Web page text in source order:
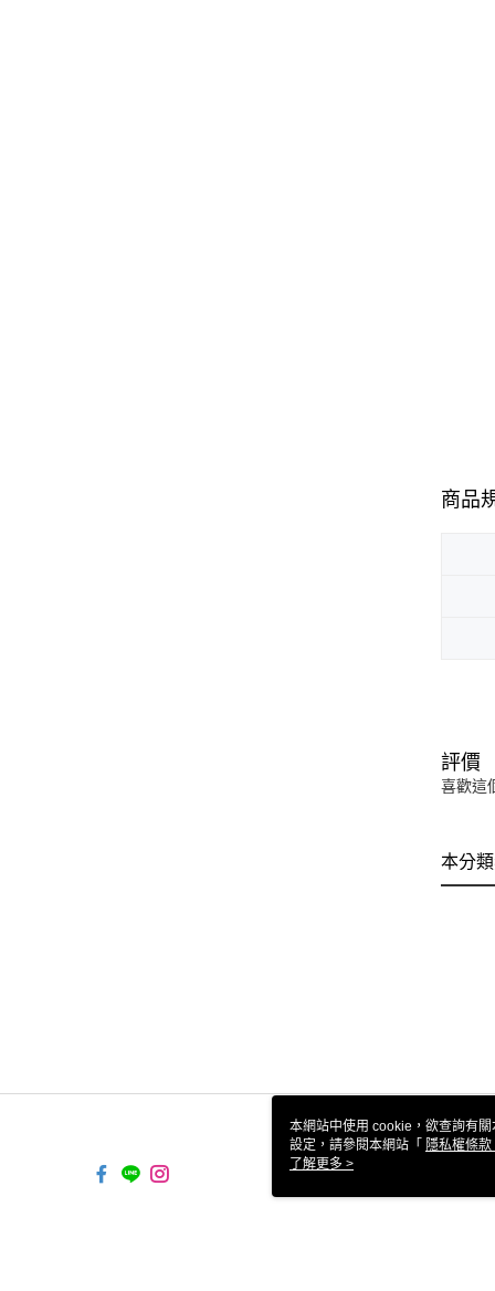
商品
評價
喜歡這
本分
本網站中使用 cookie，欲查詢有
設定，請參閱本網站「 隱私權條款
使用 cookie。
了解更多 >